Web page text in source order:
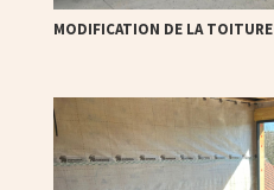
MODIFICATION DE LA TOITURE